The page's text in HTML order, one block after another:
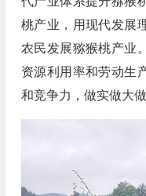
桃产业，用现代发展
农民发展猕猴桃产业
资源利用率和劳动生
和竞争力，做实做大